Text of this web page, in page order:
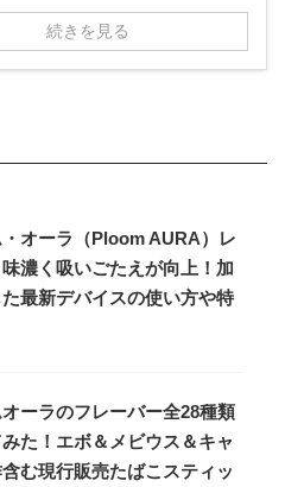
続きを見る
オーラ（Ploom AURA）レ
濃く吸いごたえが向上！加
最新デバイスの使い方や特
ーラのフレーバー全28種類
た！エボ＆メビウス＆キャ
む現行販売たばこスティッ